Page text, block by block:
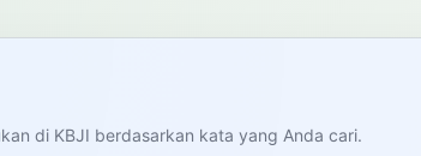
di KBJI berdasarkan kata yang Anda cari.